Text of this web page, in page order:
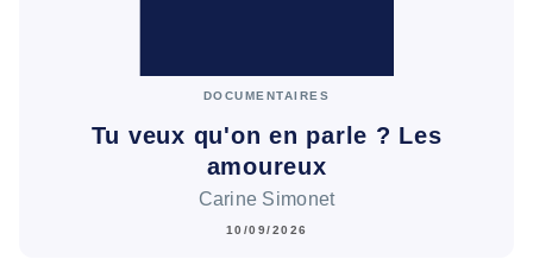
DOCUMENTAIRES
Tu veux qu'on en parle ? Les
amoureux
Carine Simonet
10/09/2026